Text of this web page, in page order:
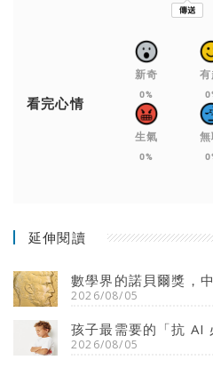
看完心情
新奇
0%
生氣
0%
延伸閱讀
數學界的諾貝爾獎，
2026/08/05
孩子最需要的「抗 AI
2026/08/05